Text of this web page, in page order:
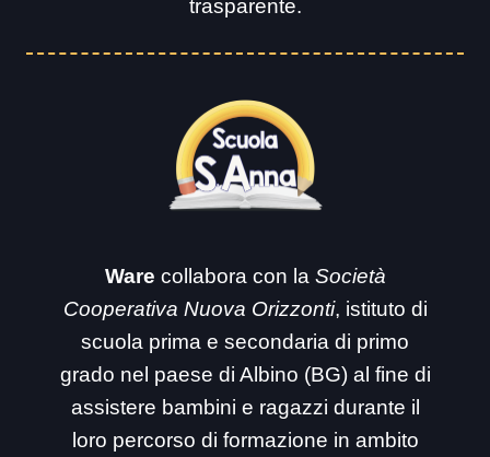
trasparente.
Ware collabora con la Società
Cooperativa Nuova Orizzonti, istituto di
scuola prima e secondaria di primo
grado nel paese di Albino (BG) al fine di
assistere bambini e ragazzi durante il
loro percorso di formazione in ambito